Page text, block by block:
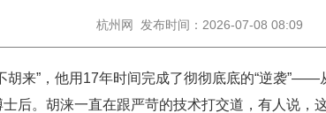
杭州网 发布时间：2026-07-08 08:09
胡来”，他用17年时间完成了彻彻底底的“逆袭
后。胡涞一直在跟严苛的技术打交道，有人说，